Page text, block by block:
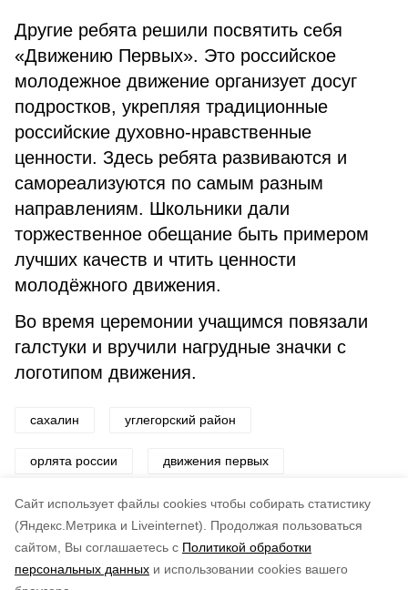
Cайт использует файлы cookies чтобы собирать статистику
(Яндекс.Метрика и Liveinternet).
Продолжая пользоваться
сайтом, Вы соглашаетесь с Политикой обработки
персональных данных и использовании cookies вашего
Подписывайтесь на наш Telegram
канал
Другие ребята решили посвятить себя
«Движению Первых». Это российское
молодежное движение организует досуг
подростков, укрепляя традиционные
российские духовно-нравственные
ценности. Здесь ребята развиваются и
самореализуются по самым разным
направлениям. Школьники дали
торжественное обещание быть примером
лучших качеств и чтить ценности
молодёжного движения.
Во время церемонии учащимся повязали
галстуки и вручили нагрудные значки с
логотипом движения.
сахалин углегорский район
орлята россии движения первых
лесогорское школьники
по оценке